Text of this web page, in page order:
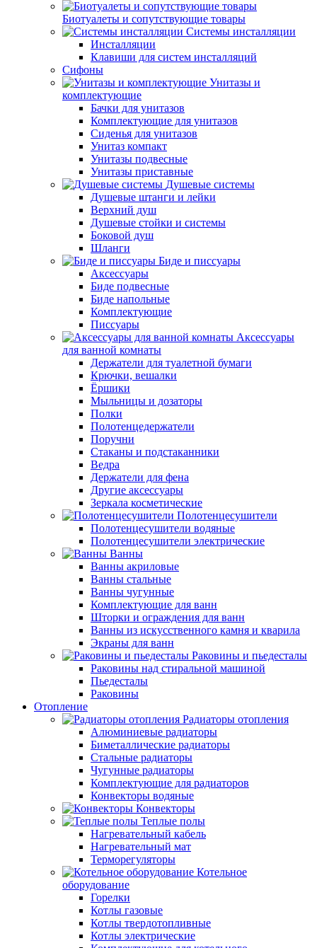
Биотуалеты и сопутствующие товары
Системы инсталляции
Инсталляции
Клавиши для систем инсталляций
Сифоны
Унитазы и
комплектующие
Бачки для унитазов
Комплектующие для унитазов
Сиденья для унитазов
Унитаз компакт
Унитазы подвесные
Унитазы приставные
Душевые системы
Душевые штанги и лейки
Верхний душ
Душевые стойки и системы
Боковой душ
Шланги
Биде и писсуары
Аксессуары
Биде подвесные
Биде напольные
Комплектующие
Писсуары
Аксессуары
для ванной комнаты
Держатели для туалетной бумаги
Крючки, вешалки
Ёршики
Мыльницы и дозаторы
Полки
Полотенцедержатели
Поручни
Стаканы и подстаканники
Ведра
Держатели для фена
Другие аксессуары
Зеркала косметические
Полотенцесушители
Полотенцесушители водяные
Полотенцесушители электрические
Ванны
Ванны акриловые
Ванны стальные
Ванны чугунные
Комплектующие для ванн
Шторки и ограждения для ванн
Ванны из искусственного камня и кварила
Экраны для ванн
Раковины и пьедесталы
Раковины над стиральной машиной
Пьедесталы
Раковины
Отопление
Радиаторы отопления
Алюминиевые радиаторы
Биметаллические радиаторы
Стальные радиаторы
Чугунные радиаторы
Комплектующие для радиаторов
Конвекторы водяные
Конвекторы
Теплые полы
Нагревательный кабель
Нагревательный мат
Терморегуляторы
Котельное
оборудование
Горелки
Котлы газовые
Котлы твердотопливные
Котлы электрические